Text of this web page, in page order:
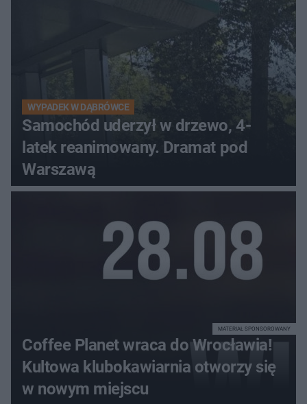
WYPADEK W DĄBRÓWCE
Samochód uderzył w drzewo, 4-
latek reanimowany. Dramat pod
Warszawą
Coffee Planet wraca do Wrocławia!
Kultowa klubokawiarnia otworzy się
w nowym miejscu
MATERIAŁ SPONSOROWANY